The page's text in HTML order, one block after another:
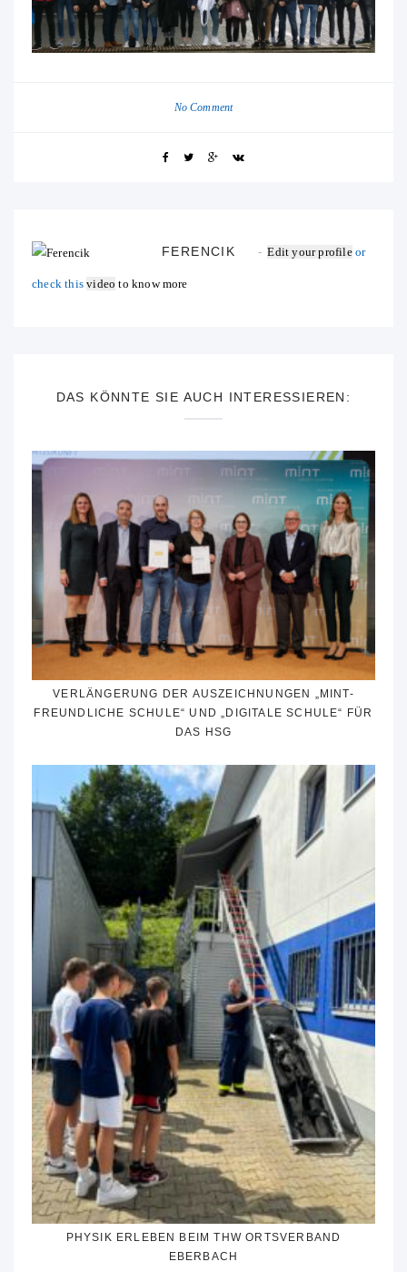
No Comment
FERENCIK Edit your profileor
check thisvideo to know more
DAS KÖNNTE SIE AUCH INTERESSIEREN:
VERLÄNGERUNG DER AUSZEICHNUNGEN „MINT-
FREUNDLICHE SCHULE“ UND „DIGITALE SCHULE“ FÜR
DAS HSG
PHYSIK ERLEBEN BEIM THW ORTSVERBAND
EBERBACH